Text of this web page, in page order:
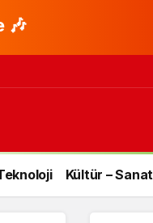
🎶
Kültür – Sanat